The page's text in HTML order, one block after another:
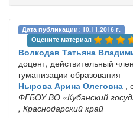
Дата публикации: 10.11.2016 г.
Оцените материал
Волкодав Татьяна
доцент, действительный
гуманизации образования
Нырова Арина Олеговна ,
ФГБОУ ВО «Кубанский
, Краснодарский край